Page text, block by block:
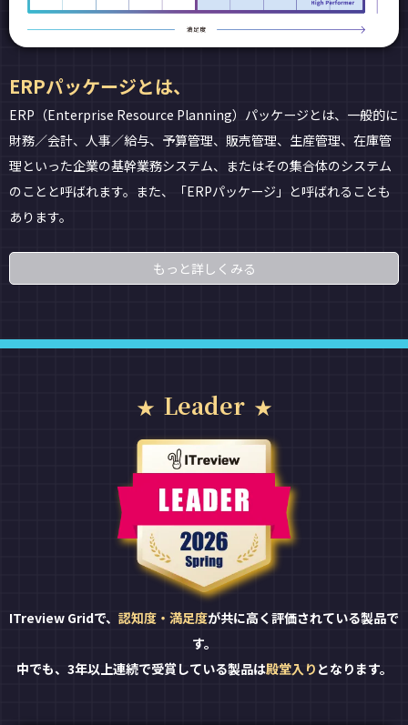
ERPパッケージとは、
ERP（Enterprise Resource Planning）パッケージとは、一般的に
財務／会計、人事／給与、予算管理、販売管理、生産管理、在庫管
理といった企業の基幹業務システム、またはその集合体のシステム
のことと呼ばれます。また、「ERPパッケージ」と呼ばれることも
あります。
もっと詳しくみる
Leader
ITreview Gridで、 認知度・満足度が共に高く評価されている製品で
す。
中でも、3年以上連続で受賞している製品は殿堂入り となります。